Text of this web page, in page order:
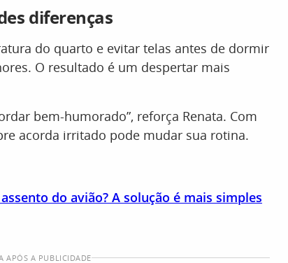
diferenças
do quarto e evitar telas antes de dormir
O resultado é um despertar mais
bem-humorado”, reforça Renata. Com
acorda irritado pode mudar sua rotina.
do avião? A solução é mais simples
APÓS A PUBLICIDADE